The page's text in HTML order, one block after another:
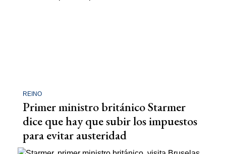
REINO
Primer ministro británico Starmer
dice que hay que subir los impuestos
para evitar austeridad